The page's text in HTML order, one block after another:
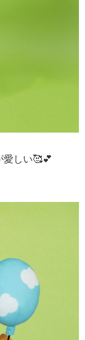
しい🥰💕